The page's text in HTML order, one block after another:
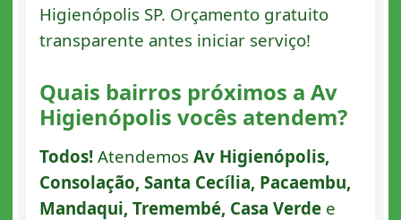
Higienópolis SP. Orçamento gratuito
transparente antes iniciar serviço!
Quais bairros próximos a Av
Higienópolis vocês atendem?
Todos!Atendemos Av Higienópolis,
Consolação, Santa Cecília, Pacaembu,
Mandaqui, Tremembé, Casa Verdee